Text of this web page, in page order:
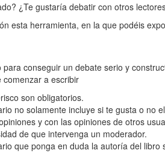
¿Te gustaría debatir con otros
esta herramienta, en la que podéis
conseguir un debate serio y
a escribir
son obligatorios.
no solamente incluye si te gusta o no
y con las opiniones de otros
de que intervenga un moderador.
que ponga en duda la autoría del libro